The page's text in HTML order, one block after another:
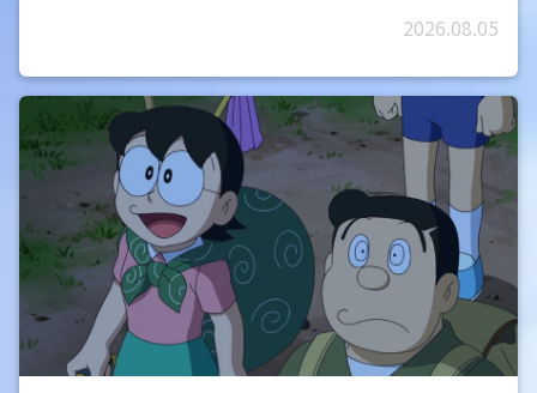
2026.08.05